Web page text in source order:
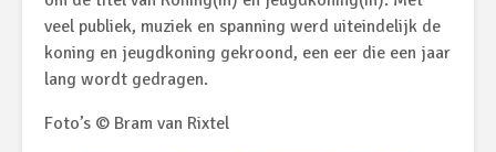
veel publiek, muziek en spanning werd uiteindelijk de
koning en jeugdkoning gekroond, een eer die een jaar
lang wordt gedragen.
Foto’s © Bram van Rixtel